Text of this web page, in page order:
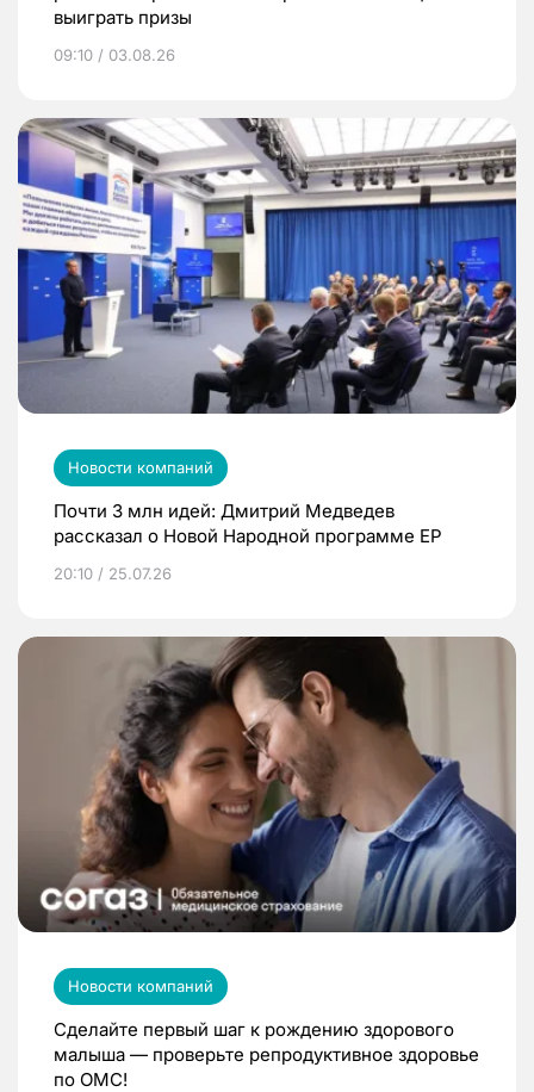
выиграть призы
09:10 / 03.08.26
Новости компаний
Почти 3 млн идей: Дмитрий Медведев
рассказал о Новой Народной программе ЕР
20:10 / 25.07.26
Новости компаний
Сделайте первый шаг к рождению здорового
малыша — проверьте репродуктивное здоровье
по ОМС!